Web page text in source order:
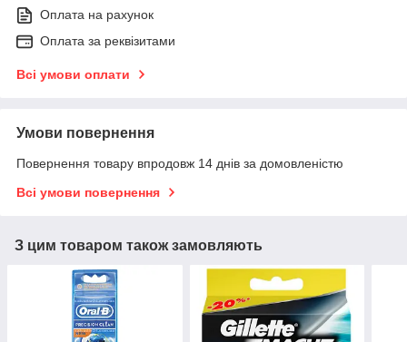
Оплата на рахунок
Оплата за реквізитами
Всі умови оплати
Умови повернення
Повернення товару впродовж 14 днів за домовленістю
Всі умови повернення
З цим товаром також замовляють